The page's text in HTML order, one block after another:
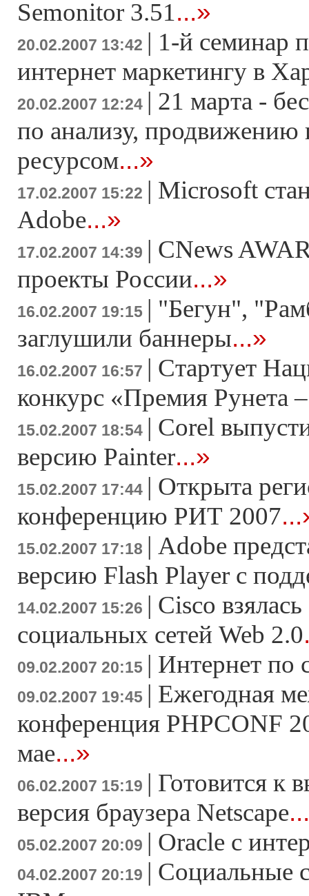
Semonitor 3.51...»
20.02.2007 13:42 | 1-й семинар
интернет маркетингу в
20.02.2007 12:24 | 21 марта -
по анализу,
ресурсом...»
17.02.2007 15:22 | Microsoft
Adobe...»
17.02.2007 14:39 | CNews
проекты России...»
16.02.2007 19:15 | "Бегун",
заглушили баннеры...»
16.02.2007 16:57 | Стартует
конкурс «Премия Рунета
15.02.2007 18:54 | Corel
версию Painter...»
15.02.2007 17:44 | Открыта
конференцию РИТ 2007
15.02.2007 17:18 | Adobe
версию Flash Player c
14.02.2007 15:26 | Cisco
социальных сетей Web 2.0
09.02.2007 20:15 | Интернет по
09.02.2007 19:45 | Ежегодная
конференция PHPCONF
мае...»
06.02.2007 15:19 | Готовится к
версия браузера Netscape
05.02.2007 20:09 | Oracle с
04.02.2007 20:19 | Социальные